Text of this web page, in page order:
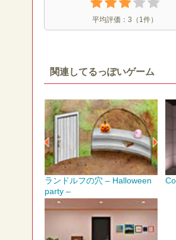
平均評価： 3 （ 1 件）
関連してるっぽいゲーム
ランドルフの穴 – Halloween
party –